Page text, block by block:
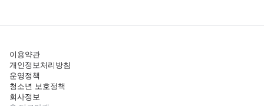
이용약관
개인정보처리방침
운영정책
청소년 보호정책
회사정보